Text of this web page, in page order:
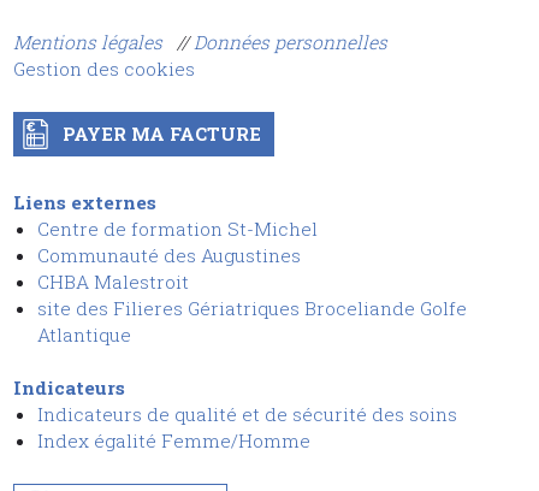
Mentions légales // Données personnelles
Gestion des cookies
PAYER MA FACTURE
Liens externes
Centre de formation St-Michel
Communauté des Augustines
CHBA Malestroit
site des Filieres Gériatriques Broceliande Golfe
Atlantique
Indicateurs
Indicateurs de qualité et de sécurité des soins
Index égalité Femme/Homme